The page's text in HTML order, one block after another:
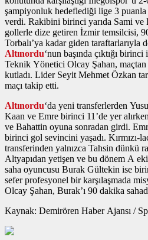
şampiyonluk hedeflediği lige 3 puanla
verdi. Rakibini birinci yarıda Sami ve
gollerle dize getiren İzmir temsilcisi,
Torbalı’ya kadar giden taraftarlarıyla
Altınordu‘nun başında çıktığı
Teknik Yönetici Olcay Şahan, maçtan
kutladı. Lider Seyit Mehmet Özkan
maçı takip etti.
Altınordu‘da yeni transferlerden
Kaan ve Emre birinci 11’de yer
ve Bahattin oyuna sonradan girdi.
birinci gol sevincini yaşadı. Kırmızı-
transferinden yalnızca Tahsin dünkü
Altyapıdan yetişen ve bu dönem A
saha oyuncusu Burak Gültekin ise
sefer profesyonel bir karşılaşmada
Olcay Şahan, Burak’ı 90 dakika
Kaynak: